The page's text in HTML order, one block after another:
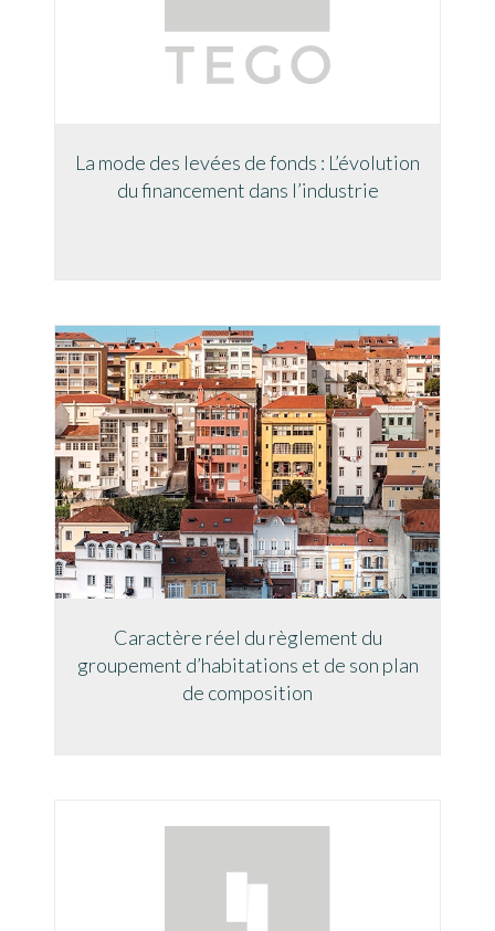
La mode des levées de fonds : L’évolution
du financement dans l’industrie
Caractère réel du règlement du
groupement d’habitations et de son plan
de composition